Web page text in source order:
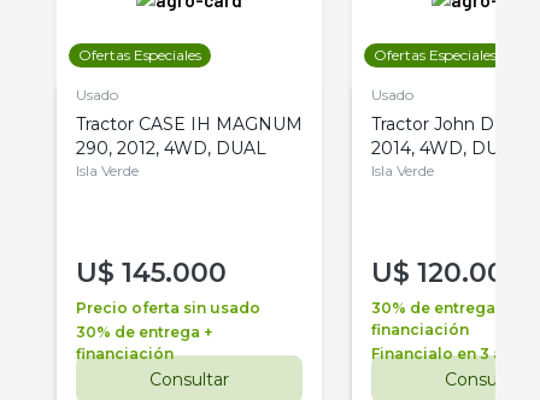
Ofertas Especiales
Usado
Tractor CASE IH MAGNUM
290, 2012, 4WD, DUAL
Isla Verde
U$ 145.000
Precio oferta sin usado
30% de entrega +
financiación
Consultar
Ofertas Especiales
Usado
Tractor John Deere
2014, 4WD, DUAL
Isla Verde
U$ 120.000
30% de entrega +
financiación
Financialo en 3 años
Consultar